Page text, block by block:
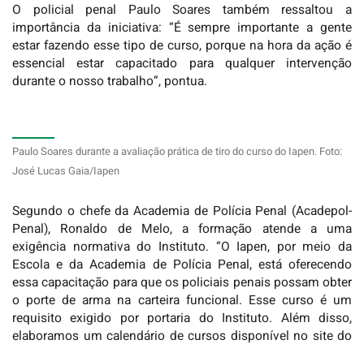
O policial penal Paulo Soares também ressaltou a
importância da iniciativa: “É sempre importante a gente
estar fazendo esse tipo de curso, porque na hora da ação é
essencial estar capacitado para qualquer intervenção
durante o nosso trabalho”, pontua.
Paulo Soares durante a avaliação prática de tiro do curso do Iapen. Foto:
José Lucas Gaia/Iapen
Segundo o chefe da Academia de Polícia Penal (Acadepol-
Penal), Ronaldo de Melo, a formação atende a uma
exigência normativa do Instituto. “O Iapen, por meio da
Escola e da Academia de Polícia Penal, está oferecendo
essa capacitação para que os policiais penais possam obter
o porte de arma na carteira funcional. Esse curso é um
requisito exigido por portaria do Instituto. Além disso,
elaboramos um calendário de cursos disponível no site do